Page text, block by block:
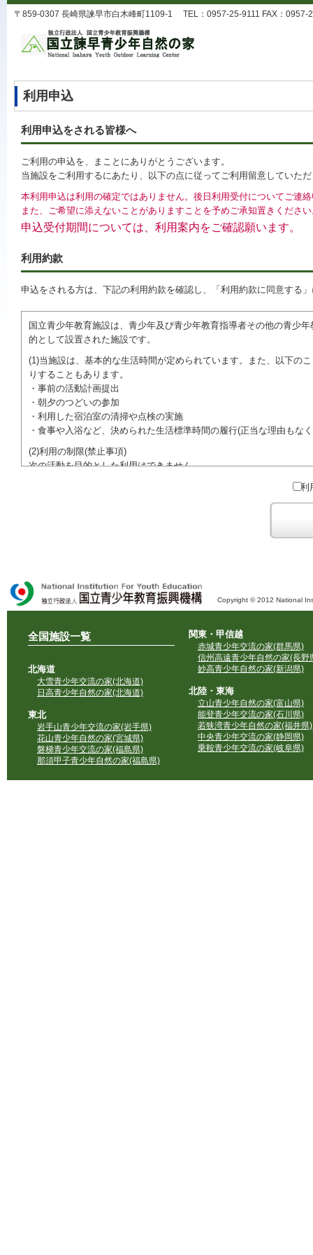
〒859-0307 長崎県諫早市白木峰町1109-1 TEL：0957-25-9111 FAX：0957-
利用申込
利用申込をされる皆様へ
ご利用の申込を、まことにありがとうございます。
当施設をご利用するにあたり、以下の点に従ってご利用留意していた
本利用申込は利用の確定ではありません。後日利用受付についてご連
また、ご希望に添えないことがありますことを予めご承知置きくださ
申込受付期間については、利用案内をご確認願います。
利用約款
申込をされる方は、下記の利用約款を確認し、「利用約款に同意する
国立青少年教育施設は、青少年及び青少年教育指導者その他の青少
的として設置された施設です。
(1)当施設は、基本的な生活時間が定められています。また、以下の
りすることもあります。
・事前の活動計画提出
・朝夕のつどいの参加
・利用した宿泊室の清掃や点検の実施
・食事や入浴など、決められた生活標準時間の履行(正当な理由も
(2)利用の制限(禁止事項)
次の活動を目的とした利用はできません。
●特定の政党を支持、またはこれに反対するための政治教育その他の
●特定の宗教を支持、またはこれに反対するための宗教教育その他
域での勧誘活動を行ったり、自らの団体の活動をアピールする活動等)
利
Copyright © 2012 National
全国施設一覧
北海道
大雪青少年交流の家(北海道)
日高青少年自然の家(北海道)
東北
岩手山青少年交流の家(岩手県)
花山青少年自然の家(宮城県)
磐梯青少年交流の家(福島県)
那須甲子青少年自然の家(福島県)
関東・甲信越
赤城青少年交流の家(群馬県)
信州高遠青少年自然の家(長野
妙高青少年自然の家(新潟県)
北陸・東海
立山青少年自然の家(富山県)
能登青少年交流の家(石川県)
若狭湾青少年自然の家(福井県)
中央青少年交流の家(静岡県)
乗鞍青少年交流の家(岐阜県)